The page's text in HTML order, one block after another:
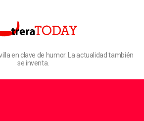
en clave de humor. La actualidad también
se inventa.